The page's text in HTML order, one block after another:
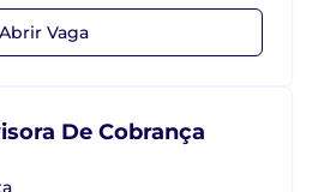
Abrir Vaga
De Cobrança